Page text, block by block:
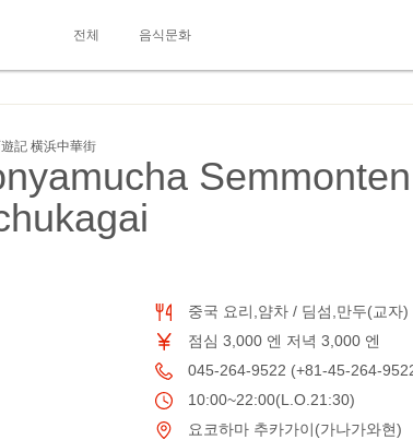
전체 음식문화
記 横浜中華街
중국 요리,얌차 / 딤섬,만두(교자)
점심 3,000 엔 저녁 3,000 엔
045-264-9522 (+81-45-264-
10:00~22:00(L.O.21:30)
요코하마 추카가이(가나가와현)